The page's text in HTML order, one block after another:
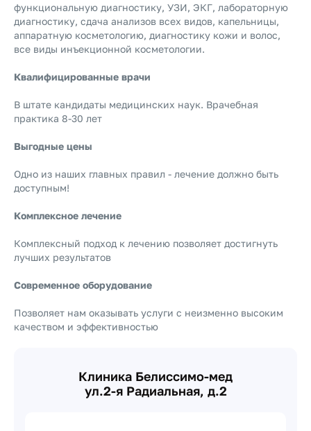
функциональную диагностику, УЗИ, ЭКГ, лабораторную
диагностику, сдача анализов всех видов, капельницы,
аппаратную косметологию, диагностику кожи и волос,
все виды инъекционной косметологии.
Квалифицированные врачи
В штате кандидаты медицинских наук. Врачебная
практика 8-30 лет
Выгодные цены
Одно из наших главных правил - лечение должно быть
доступным!
Комплексное лечение
Комплексный подход к лечению позволяет достигнуть
лучших результатов
Современное оборудование
Позволяет нам оказывать услуги с неизменно высоким
качеством и эффективностью
Клиника Белиссимо-мед
ул.2-я Радиальная, д.2